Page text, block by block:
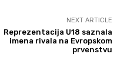
NEXT ARTICLE
Reprezentacija U18 saznala
imena rivala na Evropskom
prvenstvu